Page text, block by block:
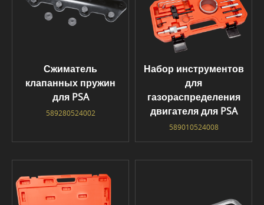
Сжиматель
клапанных пружин
для PSA
589280524002
Набор инструментов
для
газораспределения
двигателя для PSA
589010524008